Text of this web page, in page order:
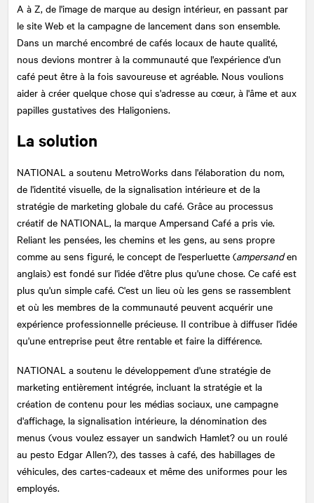
A à Z, de l'image de marque au design intérieur, en passant par
le site Web et la campagne de lancement dans son ensemble.
Dans un marché encombré de cafés locaux de haute qualité,
nous devions montrer à la communauté que l'expérience d'un
café peut être à la fois savoureuse et agréable. Nous voulions
aider à créer quelque chose qui s'adresse au cœur, à l'âme et aux
papilles gustatives des Haligoniens.
La solution
NATIONAL a soutenu MetroWorks dans l'élaboration du nom,
de l'identité visuelle, de la signalisation intérieure et de la
stratégie de marketing globale du café. Grâce au processus
créatif de NATIONAL, la marque Ampersand Café a pris vie.
Reliant les pensées, les chemins et les gens, au sens propre
comme au sens figuré, le concept de l'esperluette (ampersanden
anglais) est fondé sur l'idée d'être plus qu'une chose. Ce café est
plus qu'un simple café. C'est un lieu où les gens se rassemblent
et où les membres de la communauté peuvent acquérir une
expérience professionnelle précieuse. Il contribue à diffuser l'idée
qu'une entreprise peut être rentable et faire la différence.
NATIONAL a soutenu le développement d'une stratégie de
marketing entièrement intégrée, incluant la stratégie et la
création de contenu pour les médias sociaux, une campagne
d'affichage, la signalisation intérieure, la dénomination des
menus (vous voulez essayer un sandwich Hamlet? ou un roulé
au pesto Edgar Allen?), des tasses à café, des habillages de
véhicules, des cartes-cadeaux et même des uniformes pour les
employés.